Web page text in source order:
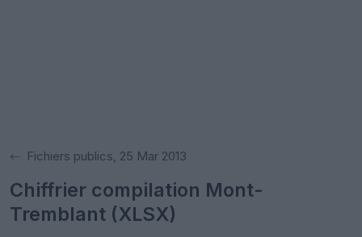
Fichiers publics, 25 Mar 2013
Chiffrier compilation Mont-
Tremblant (XLSX)